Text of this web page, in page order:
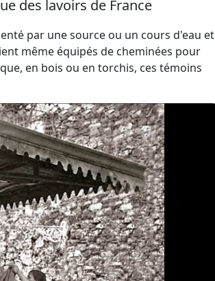
des lavoirs de France
par une source ou un cours d'eau et
même équipés de cheminées pour
en bois ou en torchis, ces témoins